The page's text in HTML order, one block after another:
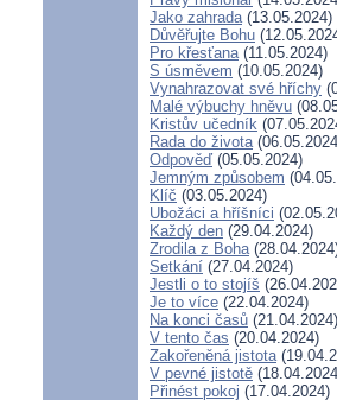
Jako zahrada(13.05.2024)
Důvěřujte Bohu
Pro křesťana(11.05.2024)
S úsměvem (10.05.2024)
Vynahrazovat své hříchy
Malé výbuchy hněvu
Kristův učedník
Rada do života
Odpověď (05.05.2024)
Jemným způsobem
Klíč (03.05.2024)
Ubožáci a hříšníci
Každý den (29.04.2024)
Zrodila z Boha
Setkání (27.04.2024)
Jestli o to stojíš
Je to více (22.04.2024)
Na konci časů (21.04.2024)
V tento čas (20.04.2024)
Zakořeněná jistota
V pevné jistotě
Přinést pokoj (17.04.2024)